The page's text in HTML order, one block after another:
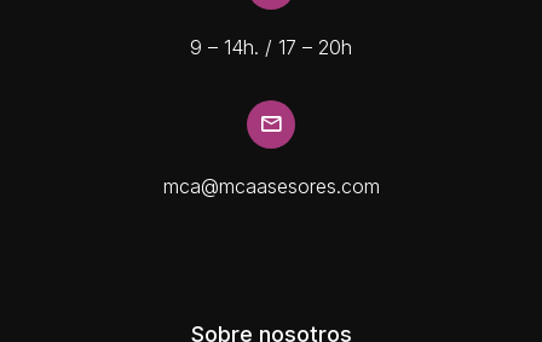
9 – 14h. / 17 – 20h
mca@mcaasesores.com
Sobre nosotros